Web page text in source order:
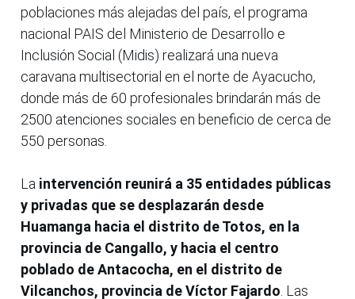
poblaciones más alejadas del país, el programa
nacional PAIS del Ministerio de Desarrollo e
Inclusión Social (Midis) realizará una nueva
caravana multisectorial en el norte de Ayacucho,
donde más de 60 profesionales brindarán más de
2500 atenciones sociales en beneficio de cerca de
550 personas.
La intervención reunirá a 35 entidades públicas
y privadas que se desplazarán desde
Huamanga hacia el distrito de Totos, en la
provincia de Cangallo, y hacia el centro
poblado de Antacocha, en el distrito de
Vilcanchos, provincia de Víctor Fajardo . Las